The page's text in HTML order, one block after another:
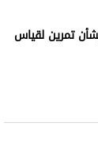
تمرين لقياس